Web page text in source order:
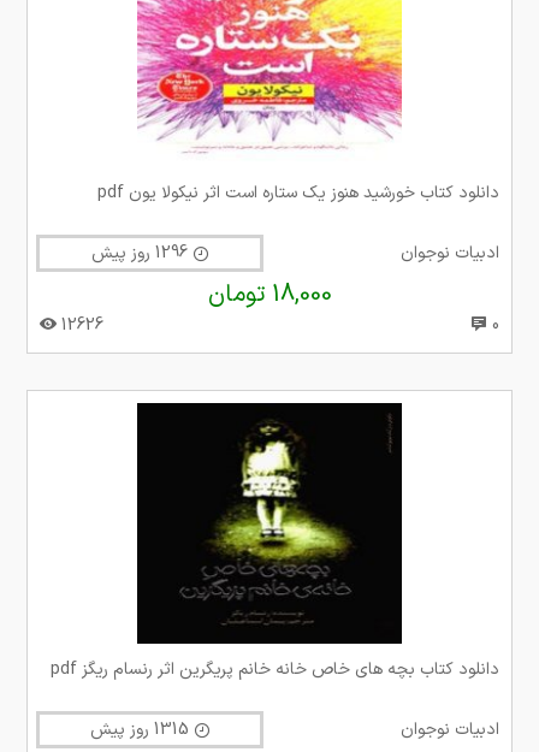
دانلود کتاب خورشید هنوز یک ستاره است اثر نیکولا یون pdf
ادبیات نوجوان 1296 روز پیش
18,000 تومان
0
12626
دانلود کتاب بچه های خاص خانه خانم پریگرین اثر رنسام ریگز pdf
ادبیات نوجوان